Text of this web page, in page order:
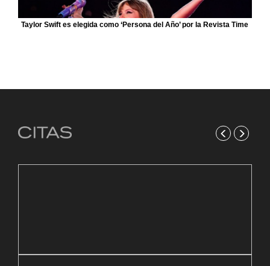
Taylor Swift es elegida como ‘Persona del Año’ por la Revista Time